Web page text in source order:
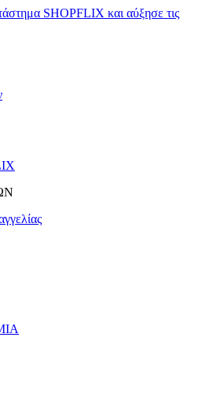
SHOPFLIX και αύξησε τις